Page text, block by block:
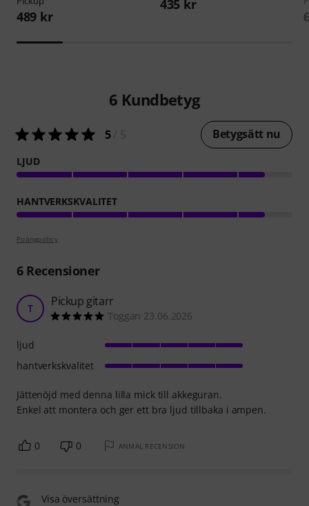
489 kr
435 kr
6 Kundbetyg
5/ 5 Betygsätt nu
LJUD
HANTVERKSKVALITET
Poängpolicy
6Recensioner
T Pickup gitarr
Toggan 23.06.2026
Jättenöjd med denna lilla mick till akkeguran.
Enkel att montera och ger ett bra ljud tillbaka i ampen.
ljud
hantverkskvalitet
0 0 ANMÄL RECENSION
Visa översättning